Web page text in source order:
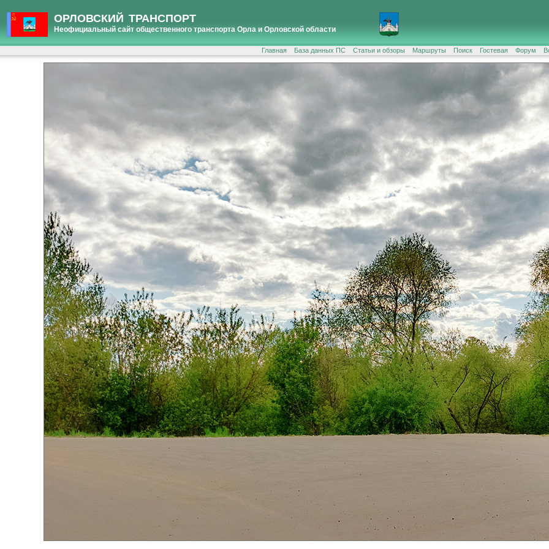
ОРЛОВСКИЙ ТРАНСПОРТ
Неофициальный сайт общественного транспорта Орла и Орловской области
Главная База данных ПС Статьи и обзоры Маршруты Поиск Гостевая Форум